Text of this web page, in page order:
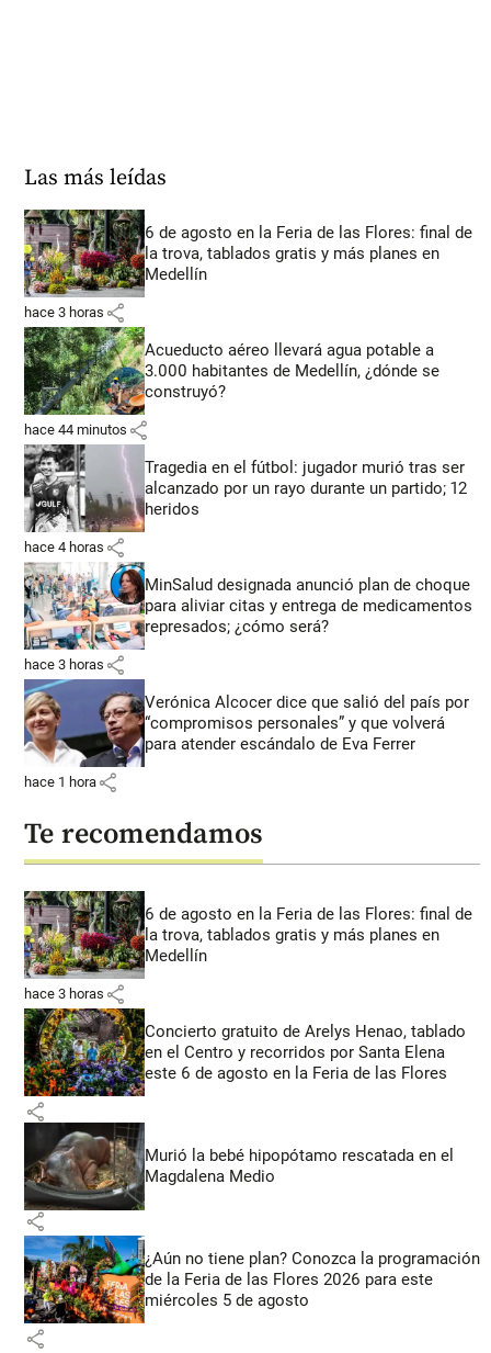
Las más leídas
6 de agosto en la Feria de las Flores: final de
la trova, tablados gratis y más planes en
Medellín
hace 3 horas share
Acueducto aéreo llevará agua potable a
3.000 habitantes de Medellín, ¿dónde se
construyó?
hace 44 minutos share
Tragedia en el fútbol: jugador murió tras ser
alcanzado por un rayo durante un partido; 12
heridos
hace 4 horas share
MinSalud designada anunció plan de choque
para aliviar citas y entrega de medicamentos
represados; ¿cómo será?
hace 3 horas share
Verónica Alcocer dice que salió del país por
“compromisos personales” y que volverá
para atender escándalo de Eva Ferrer
hace 1 hora share
Te recomendamos
6 de agosto en la Feria de las Flores: final de
la trova, tablados gratis y más planes en
Medellín
hace 3 horas share
Concierto gratuito de Arelys Henao, tablado
en el Centro y recorridos por Santa Elena
este 6 de agosto en la Feria de las Flores
share
Murió la bebé hipopótamo rescatada en el
Magdalena Medio
share
¿Aún no tiene plan? Conozca la programación
de la Feria de las Flores 2026 para este
miércoles 5 de agosto
share